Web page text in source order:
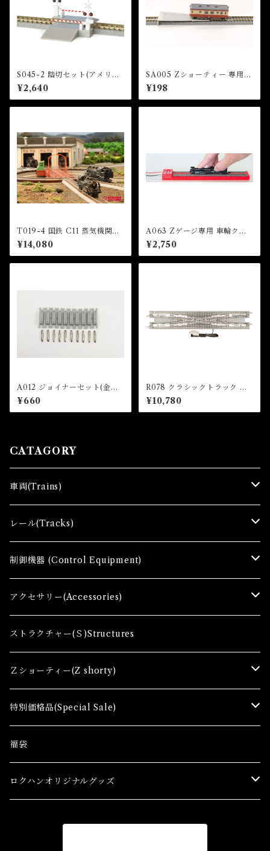
S045-2 踏切セット(アメリカ
型) (RAILROAD CROSSING
SET (US TYPE))
¥2,640
SA005 Zショーティー 専用リ
レーラー (Z Shorty Dedicat
ed Re-Railer)
¥198
T019-4 国鉄 C11 蒸気機関車
200号機タイプ (JNR C11 Ste
am Locomotive Number 2
00 Type)
¥14,080
A063 Zゲージ専用 車輪クリ
ーナー (Wheel Cleaner for
Z Gauge)
¥2,750
A012 ジョイナーセット(金属/
プラ各10個入) (Joiner Set x
10 pcs)
¥660
R078 クラシックトラック 電
動複線両渡りポイント (CLAS
SIC TRACK Double Cross
over 220mm x 1 pc)
¥10,780
CATAGORY
車両(Trains)
Ｚゲージ車両(Ｔ) Zgauge Trains
Ｚゲージスターターセット(G) Z Starter sets
Zゲージファーストセット(E) Z First Sets
レール(Tracks)
レール(R)Tracks
レールセット(R) Track Sets
レール関連商品(Track related goods)
制御機器 (Control Equipment)
制御機器（Ｃ＆ＲＣ）Control Equipment
制御機器（Ａ）Control Accessory
アクセサリー(Accessories)
アクセサリー(A) Accessories
コンテナ(Ａ) Container Cargo
ストラクチャー(Ｓ)Structures
Ｚショーティー(Z shorty)
車両（ST）Z Shorty Trains
アクセサリー&ストラクチャー(SA&SS) ACC&STL
スターターセット(SG) Starter Sets
特別価格品(Special Sale)
Ｚゲージ車両(特別価格) Trains
在宅支援キャンペーン
福袋
ロクハンオリジナルグッズ